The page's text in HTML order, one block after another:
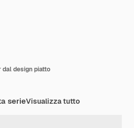
design piatto
serieVisualizza tutto